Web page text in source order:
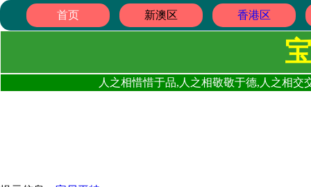
首页 新澳区 香港区
人之相惜惜于品,人之相敬敬于德,人之相